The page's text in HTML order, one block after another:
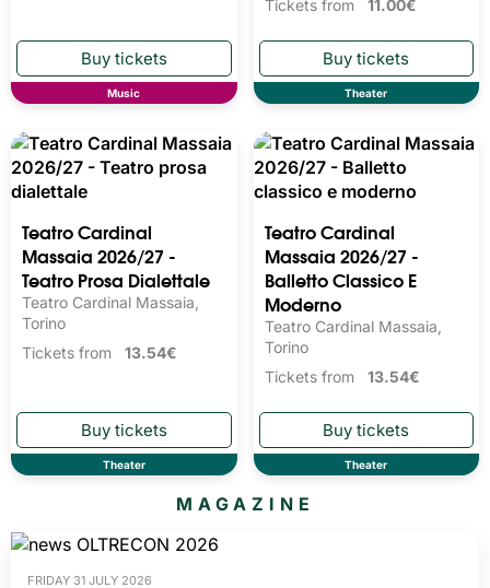
Giorgia – G – Last Call
Teatro Cardinal
Massaia 2026/27 -
Teatro Prosa
Torino
Tickets from11.00€